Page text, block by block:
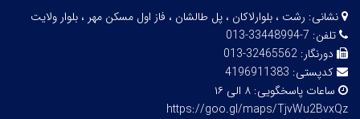
نشانی: رشت ، بلوارلاکان ، پل طالشان ، فاز اول مسکن مهر ، بلوار ولایت
تلفن: 7-33448994-013
دورنگار: 32465562-013
کدپستی: 4196911383
ساعات پاسخگویی: ۸ الی ۱۶
https://goo.gl/maps/TjvWu2BvxQz